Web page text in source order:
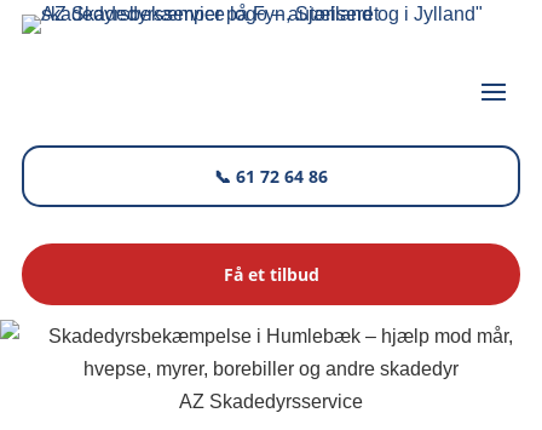
📞 61 72 64 86
Få et tilbud
AZ Skadedyrsservice